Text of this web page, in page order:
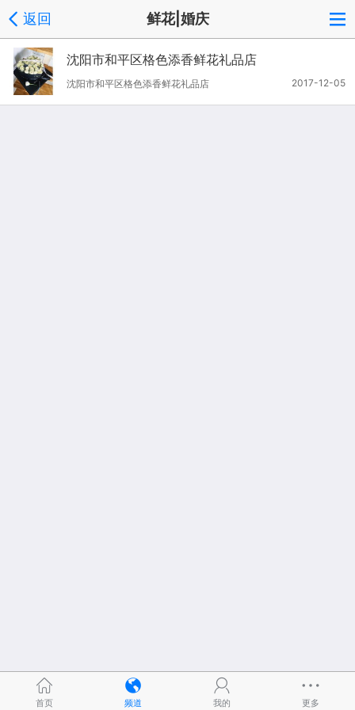
返回 鲜花|婚庆
沈阳市和平区格色添香鲜花礼品店
2017-12-05
沈阳市和平区格色添香鲜花礼品店
首页 频道 我的 更多